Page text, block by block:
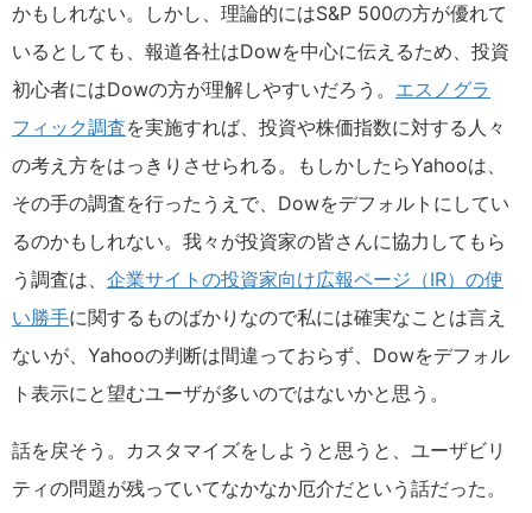
かもしれない。しかし、理論的にはS&P 500の方が優れて
いるとしても、報道各社はDowを中心に伝えるため、投資
初心者にはDowの方が理解しやすいだろう。 エスノグラ
フィック調査を実施すれば、投資や株価指数に対する人々
の考え方をはっきりさせられる。もしかしたらYahooは、
その手の調査を行ったうえで、Dowをデフォルトにしてい
るのかもしれない。我々が投資家の皆さんに協力してもら
う調査は、 企業サイトの投資家向け広報ページ（IR）の使
い勝手に関するものばかりなので私には確実なことは言え
ないが、Yahooの判断は間違っておらず、Dowをデフォル
ト表示にと望むユーザが多いのではないかと思う。
話を戻そう。カスタマイズをしようと思うと、ユーザビリ
ティの問題が残っていてなかなか厄介だという話だった。